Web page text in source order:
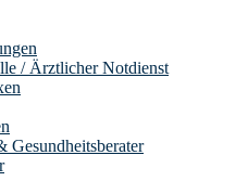
/ Ärztlicher Notdienst
Gesundheitsberater